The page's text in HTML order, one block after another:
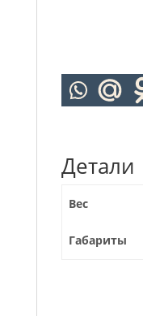
Детали
Вес
Габариты